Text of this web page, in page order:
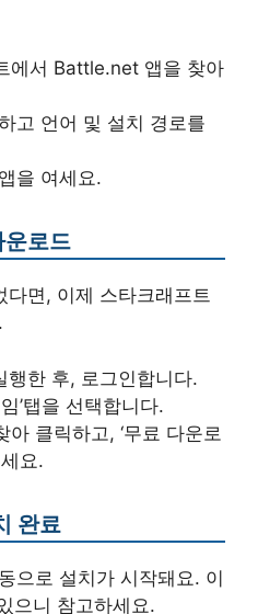
에서 Battle.net 앱을 찾아
고 언어 및 설치 경로를
을 여세요.
로드
면, 이제 스타크래프트
한 후, 로그인합니다.
’탭을 선택합니다.
아 클릭하고, ‘무료 다운로
요.
완료
으로 설치가 시작돼요. 이
으니 참고하세요.